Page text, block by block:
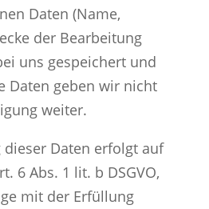
Daten (Name,
der Bearbeitung
uns gespeichert und
Daten geben wir nicht
weiter.
dieser Daten erfolgt auf
6 Abs. 1 lit. b DSGVO,
mit der Erfüllung